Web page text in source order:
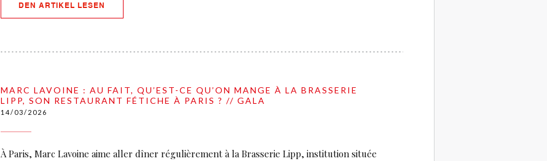
DEN ARTIKEL LESEN
MARC LAVOINE : AU FAIT, QU’EST-CE QU’ON MANGE À LA BRASSERIE
LIPP, SON RESTAURANT FÉTICHE À PARIS ? // GALA
14/03/2026
À Paris, Marc Lavoine aime aller dîner régulièrement à la Brasserie Lipp, institution située